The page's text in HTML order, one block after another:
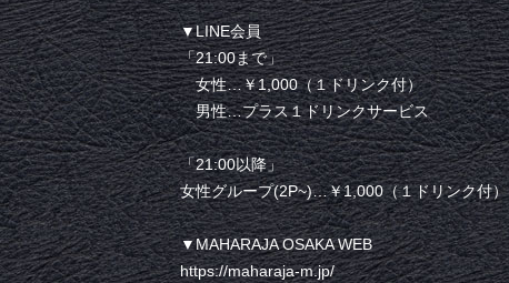
▼LINE会員
「21:00まで」
女性…￥1,000（１ドリンク付）
男性…プラス１ドリンクサービス
「21:00以降」
女性グループ(2P~)…￥1,000（１ドリンク付）
▼MAHARAJA OSAKA WEB
https://maharaja-m.jp/